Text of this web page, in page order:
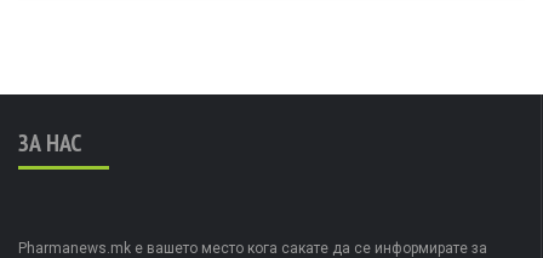
ЗА НАС
Pharmanews.mk е вашето место кога сакате да се информирате за